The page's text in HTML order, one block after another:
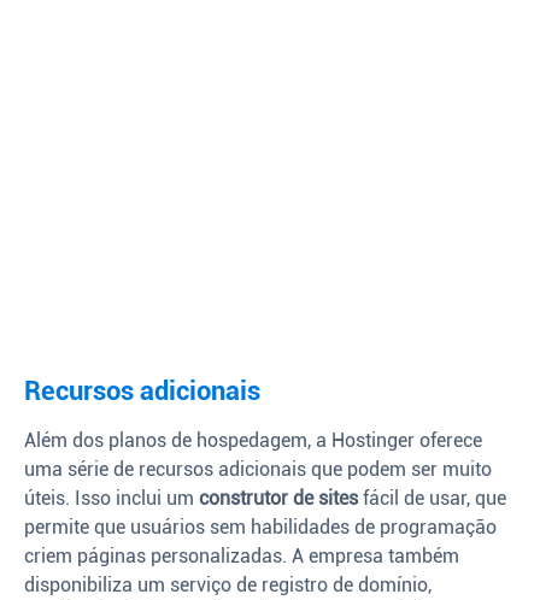
Recursos adicionais
Além dos planos de hospedagem, a Hostinger oferece
uma série de recursos adicionais que podem ser muito
úteis. Isso inclui um construtor de sitesfácil de usar, que
permite que usuários sem habilidades de programação
criem páginas personalizadas. A empresa também
disponibiliza um serviço de registro de domínio,